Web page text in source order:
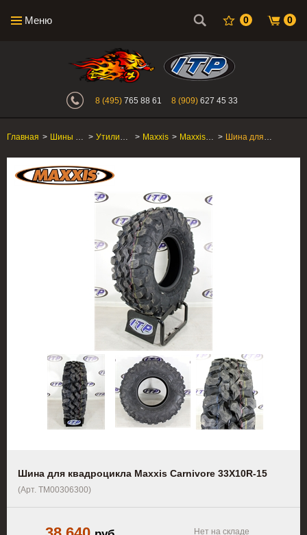
Меню 0 0
Интернет-магазин "Поросенок".
8 (495) 765 88 61 8 (909) 627 45 33
Главная > Шины для квадроцикла > Утилитарные ATV/SxS > Maxxis > Maxxis Carnivore > Шина для квадроцикла Maxxis Carnivore 33X10R-15
Шина для квадроцикла Maxxis Carnivore 33X10R-15
(Арт. TM00306300)
Нет на складе